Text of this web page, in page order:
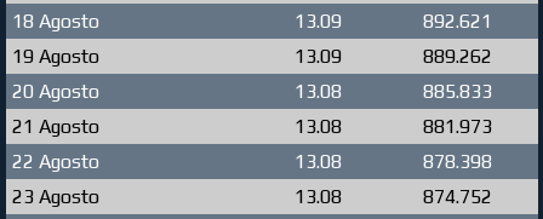
18 Agosto
13.09
892.621
19 Agosto
13.09
889.262
20 Agosto
13.08
885.833
21 Agosto
13.08
881.973
22 Agosto
13.08
878.398
23 Agosto
13.08
874.752